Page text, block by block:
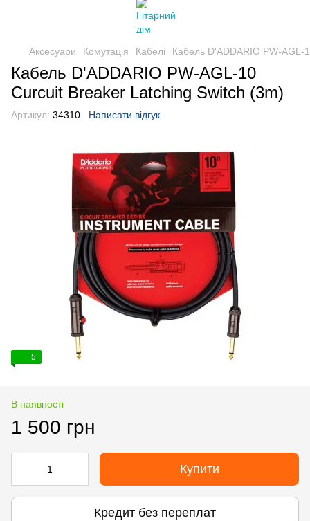
Аксесуари Комутація Кабелі Кабель D'ADDARIO PW-
Кабель D'ADDARIO PW-AGL-10
Curcuit Breaker Latching Switch (3m)
Артикул: 34310 Написати відгук
5
В наявності
1 500 грн
Купити
Кредит без переплат